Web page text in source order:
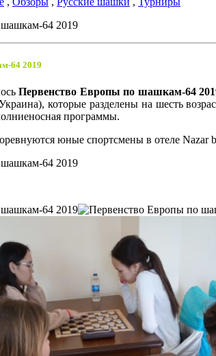
64 2019
Первенство Европы по шашкам-64
которые разделены на шесть
программы.
юные спортсмены в отеле Nazar